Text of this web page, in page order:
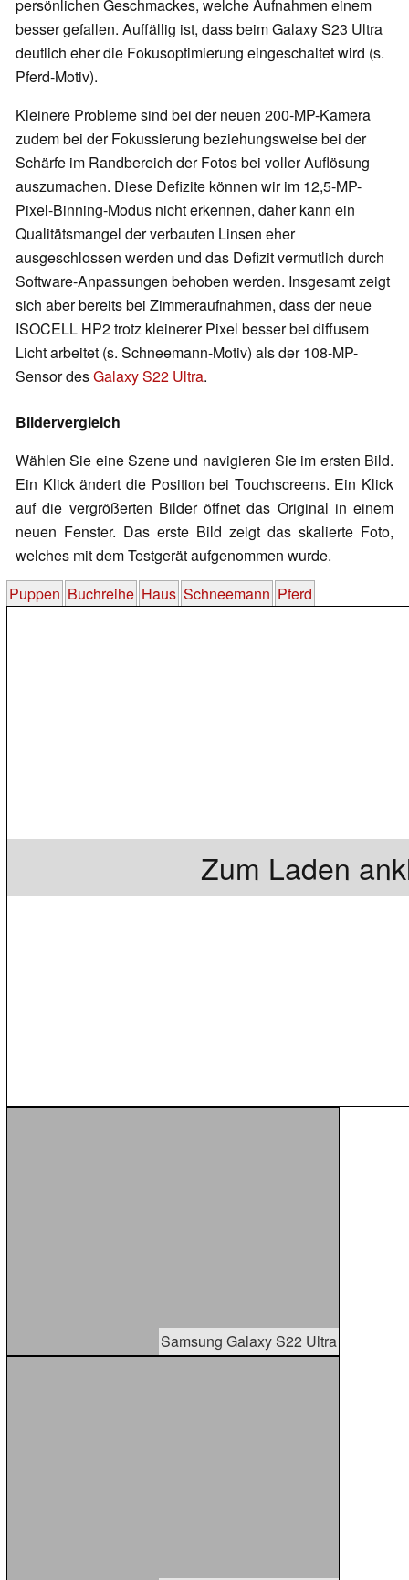
persönlichen Geschmackes, welche Aufnahmen einem
besser gefallen. Auffällig ist, dass beim Galaxy S23 Ultra
deutlich eher die Fokusoptimierung eingeschaltet wird (s.
Pferd-Motiv).
Kleinere Probleme sind bei der neuen 200-MP-Kamera
zudem bei der Fokussierung beziehungsweise bei der
Schärfe im Randbereich der Fotos bei voller Auflösung
auszumachen. Diese Defizite können wir im 12,5-MP-
Pixel-Binning-Modus nicht erkennen, daher kann ein
Qualitätsmangel der verbauten Linsen eher
ausgeschlossen werden und das Defizit vermutlich durch
Software-Anpassungen behoben werden. Insgesamt zeigt
sich aber bereits bei Zimmeraufnahmen, dass der neue
ISOCELL HP2 trotz kleinerer Pixel besser bei diffusem
Licht arbeitet (s. Schneemann-Motiv) als der 108-MP-
Sensor desGalaxy S22 Ultra.
Bildervergleich
Wählen Sie eine Szene und navigieren Sie im ersten Bild.
Ein Klick ändert die Position bei Touchscreens. Ein Klick
auf die vergrößerten Bilder öffnet das Original in einem
neuen Fenster. Das erste Bild zeigt das skalierte Foto,
welches mit dem Testgerät aufgenommen wurde.
Puppen Buchreihe Haus Schneemann Pferd
Zum Laden
Samsung Galaxy S22 Ultra